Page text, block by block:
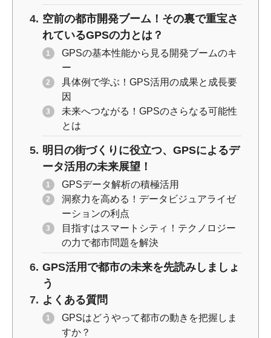
空前の都市開発ブーム！その裏で重宝さ
れているGPSの力とは？
GPSの基本性能から見る開発ブームのキ
ー
具体例で学ぶ！GPS活用の成果と成長要
因
未来へつながる！GPSのさらなる可能性
とは
明日の街づくりに役立つ、GPSによるデ
ータ活用の未来展望！
GPSデータ解析の積極活用
洞察力を高める！データビジュアライゼ
ーションの利点
目指すはスマートシティ！テクノロジー
の力で都市問題を解決
GPS活用で都市の未来を先読みしましょ
う
よくある質問
GPSはどうやって都市の動きを把握しま
すか？